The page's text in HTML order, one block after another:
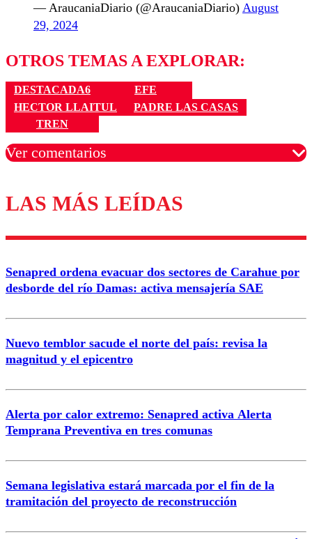
— AraucaniaDiario (@AraucaniaDiario) August
29, 2024
OTROS TEMAS A EXPLORAR:
DESTACADA6
EFE
HECTOR LLAITUL
PADRE LAS CASAS
TREN
Ver comentarios
Los comentarios son moderados para garantizar un
diálogo respetuoso.
Correo
LAS MÁS LEÍDAS
Senapred ordena evacuar dos sectores de Carahue por
desborde del río Damas: activa mensajería SAE
Nuevo temblor sacude el norte del país: revisa la
magnitud y el epicentro
Alerta por calor extremo: Senapred activa Alerta
Temprana Preventiva en tres comunas
Semana legislativa estará marcada por el fin de la
tramitación del proyecto de reconstrucción